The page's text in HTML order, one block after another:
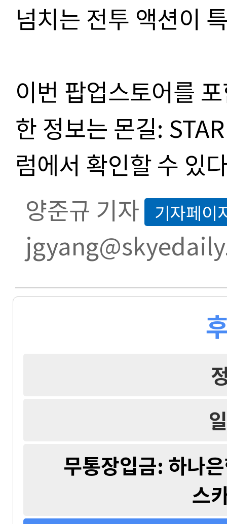
넘치는 전투 액션이
이번 팝업스토어를
한 정보는 몬길:
럼에서 확인할 수 있
양준규 기자 기자페이
무통장입금: 하나
스